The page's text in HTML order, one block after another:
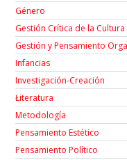
Género
Gestión Crítica de la Cultura
Gestión y Pensamiento
Infancias
Investigación-Creación
Łiteratura
Metodología
Pensamiento Estético
Pensamiento Político